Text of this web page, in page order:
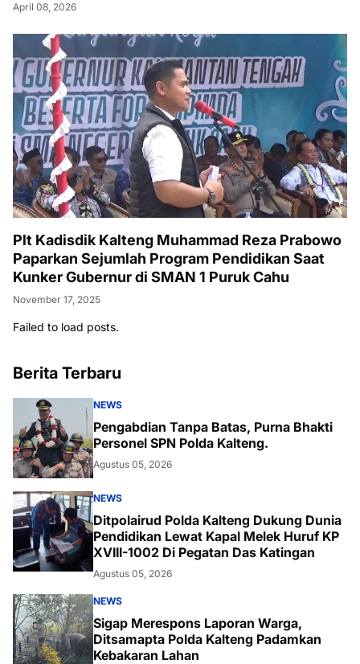
April 08, 2026
Plt Kadisdik Kalteng Muhammad Reza Prabowo
Paparkan Sejumlah Program Pendidikan Saat
Kunker Gubernur di SMAN 1 Puruk Cahu
November 17, 2025
Failed to load posts.
Berita Terbaru
NEWS
Pengabdian Tanpa Batas, Purna Bhakti
Personel SPN Polda Kalteng.
Agustus 05, 2026
NEWS
Ditpolairud Polda Kalteng Dukung Dunia
Pendidikan Lewat Kapal Melek Huruf KP
XVIII-1002 Di Pegatan Das Katingan
Agustus 05, 2026
NEWS
Sigap Merespons Laporan Warga,
Ditsamapta Polda Kalteng Padamkan
Kebakaran Lahan